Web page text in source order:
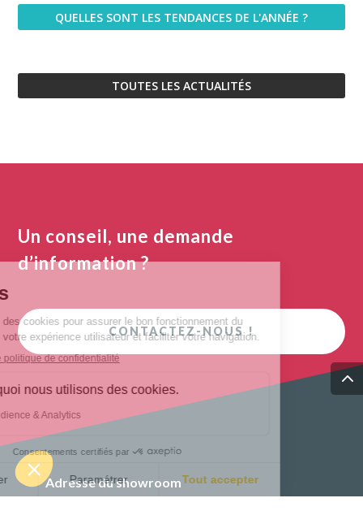
QUELLES SONT LES TENDANCES DE L'ANNÉE ?
TOUTES LES ACTUALITÉS
Un conseil, une demande
d’information ?
CONTACTEZ-NOUS !
Adresse du showroom